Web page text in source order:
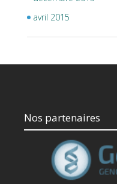
avril 2015
Nos partenaires